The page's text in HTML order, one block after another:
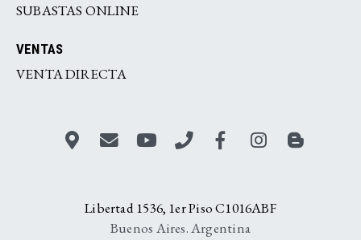
SUBASTAS ONLINE
VENTAS
VENTA DIRECTA
Libertad 1536, 1er Piso C1016ABF
Buenos Aires. Argentina